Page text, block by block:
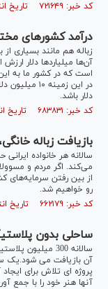
کد خبر: ۷۲۱۶۴۹ تاریخ انتشار : ۱۴۰۰/۰۲/۱۲
درآمد کشور‌های
زباله هم مانند بسیاری
آن‌ها میلیارد‌ها دلار
است که در کشور ما به
دلار باشد.
کد خبر: ۶۸۳۸۳۱ تاریخ انتشار : ۱۳۹۹/۰۹/۲۵
بازیافت زباله
می‌کند. اگر مردم و
از بین رفتن
رو خواهیم شد.
کد خبر: ۶۶۲۱۷۹ تاریخ انتشار : ۱۳۹۹/۰۷/۱۴
ساحلی بدون
سالانه 300
آن بازیافت می شود.یک
پروژه ای تلاش برای
آنها هنر خود را با جمع